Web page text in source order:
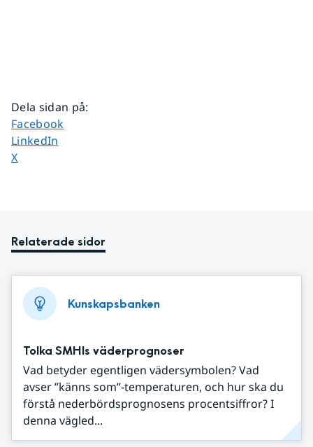
Dela sidan på:
Dela sidan på
Facebook
Dela sidan på
LinkedIn
Dela sidan på
X
Relaterade sidor
Kunskapsbanken
Tolka SMHIs väderprognoser
Vad betyder egentligen vädersymbolen? Vad
avser ”känns som”-temperaturen, och hur ska du
förstå nederbördsprognosens procentsiffror? I
denna vägled...